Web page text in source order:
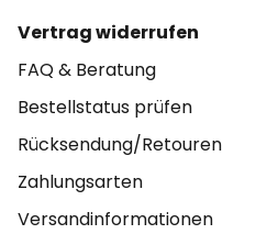
Vertrag widerrufen
FAQ & Beratung
Bestellstatus prüfen
Rücksendung/Retouren
Zahlungsarten
Versandinformationen